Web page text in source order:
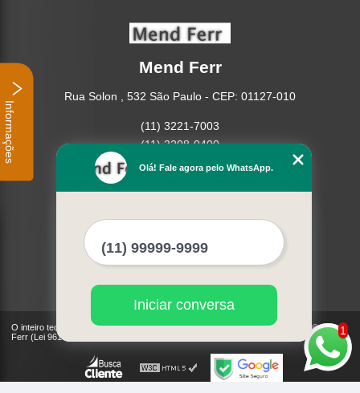
Mend Ferr
Rua Solon , 532 São Paulo - CEP: 01127-010
(11) 3221-7003
(11) 3208-0400
Home
Empresa
Contato
Mapa do site
Mais Serviços
O inteiro teor deste site está sujeito à proteção de direitos autorais. Copyright© Mend
Ferr (Lei 9610 de 19/02/1998)
1
Olá! Fale agora pelo WhatsApp.
Iniciar conversa
Informações